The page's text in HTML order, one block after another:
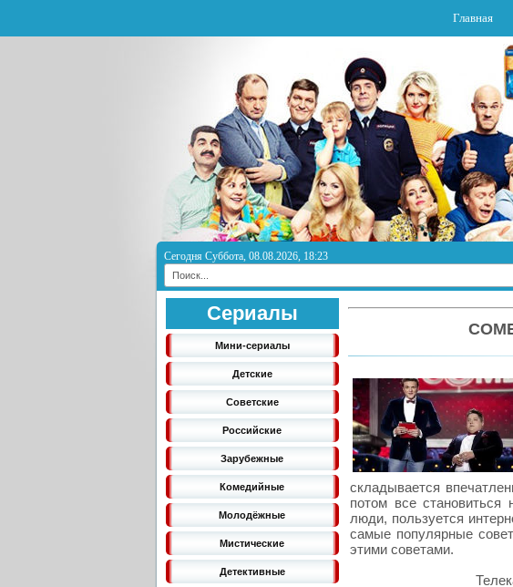
Главная
Сегодня Суббота, 08.08.2026, 18:23
Сериалы
Мини-сериалы
Детские
Советские
Российские
Зарубежные
Комедийные
Молодёжные
Мистические
Детективные
складывается
потом все
люди, пользуется
самые популярные
этими советами.